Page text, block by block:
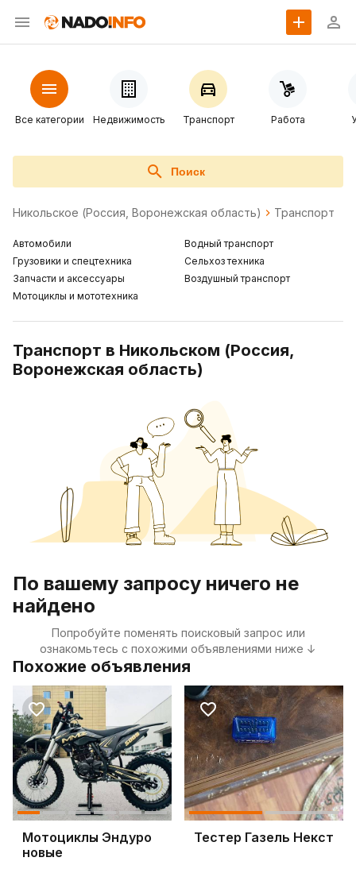
Все категории Недвижимость Транспорт Работа
Поиск
Никольское (Россия, Воронежская область) Транспорт
Автомобили
Грузовики и спецтехника
Запчасти и аксессуары
Мотоциклы и мототехника
Водный транспорт
Сельхоз техника
Воздушный транспорт
Транспорт в Никольском (Россия,
Воронежская область)
По вашему запросу ничего не
найдено
Попробуйте поменять поисковый запрос или
ознакомьтесь с похожими объявлениями ниже ↓
Похожие объявления
Мотоциклы Эндуро
новые
Тестер Газель Некст